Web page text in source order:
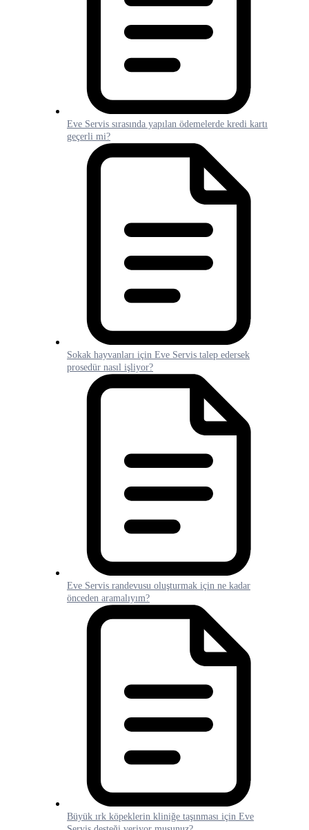
Eve Servis sırasında yapılan ödemelerde kredi kartı
geçerli mi?
Sokak hayvanları için Eve Servis talep edersek
prosedür nasıl işliyor?
Eve Servis randevusu oluşturmak için ne kadar
önceden aramalıyım?
Büyük ırk köpeklerin kliniğe taşınması için Eve